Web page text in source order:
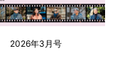
2026年3月号